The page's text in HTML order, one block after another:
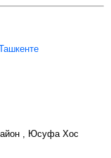
, Юсуфа Хос